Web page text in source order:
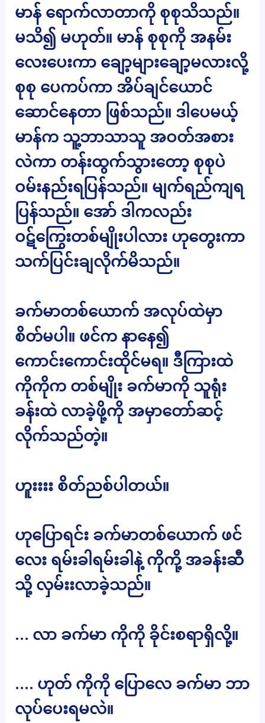
မာန် ရောက်လာတာကို စုစုသိသည်။
မသိ၍ မဟုတ်။ မာန် စုစုကို အနမ်း
လေးပေးကာ ချော့များချော့မလားလို့
စုစု ပေကပ်ကာ အိပ်ချင်ယောင်
ဆောင်နေတာ ဖြစ်သည်။ ဒါပေမယ့်
မာန်က သူ့ဘာသာသူ အဝတ်အစား
လဲကာ တန်းထွက်သွားတော့ စုစုပဲ
ဝမ်းနည်းရပြန်သည်။ မျက်ရည်ကျရ
ပြန်သည်။ အော် ဒါကလည်း
ဝဋ်ကြွေးတစ်မျိုးပါလား ဟုတွေးကာ
သက်ပြင်းချလိုက်မိသည်။
ခက်မာတစ်ယောက် အလုပ်ထဲမှာ
စိတ်မပါ။ ဖင်က နာနေ၍
ကောင်းကောင်းထိုင်မရ။ ဒီကြားထဲ
ကိုကိုက တစ်မျိုး ခက်မာကို သူရုံး
ခန်းထဲ လာခဲ့ဖို့ကို အမှာတော်ဆင့်
လိုက်သည်တဲ့။
ဟူးးးး စိတ်ညစ်ပါတယ်။
ဟုပြောရင်း ခက်မာတစ်ယောက် ဖင်
လေး ရမ်းခါရမ်းခါနဲ့ ကိုကို့ အခန်းဆီ
သို့ လှမ်းးလာခဲ့သည်။
… လာ ခက်မာ ကိုကို ခိုင်းစရာရှိလို့။
…. ဟုတ် ကိုကို ပြောလေ ခက်မာ ဘာ
လုပ်ပေးရမလဲ။